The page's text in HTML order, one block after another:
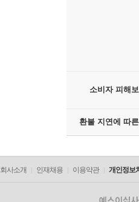
소비자 피해
환불 지연에 따
회사소개 인재채용 이용약관 개인정보